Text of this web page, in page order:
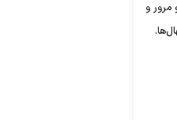
مرور و